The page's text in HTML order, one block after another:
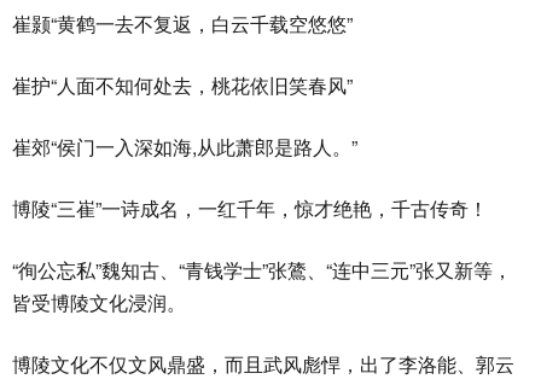
崔颢“黄鹤一去不复返，白云千载空悠悠”
崔护“人面不知何处去，桃花依旧笑春风”
崔郊“侯门一入深如海,从此萧郎是路人。”
博陵“三崔”一诗成名，一红千年，惊才绝艳，千古传奇！
“徇公忘私”魏知古、“青钱学士”张鷟、“连中三元”张又新等，
皆受博陵文化浸润。
博陵文化不仅文风鼎盛，而且武风彪悍，出了李洛能、郭云